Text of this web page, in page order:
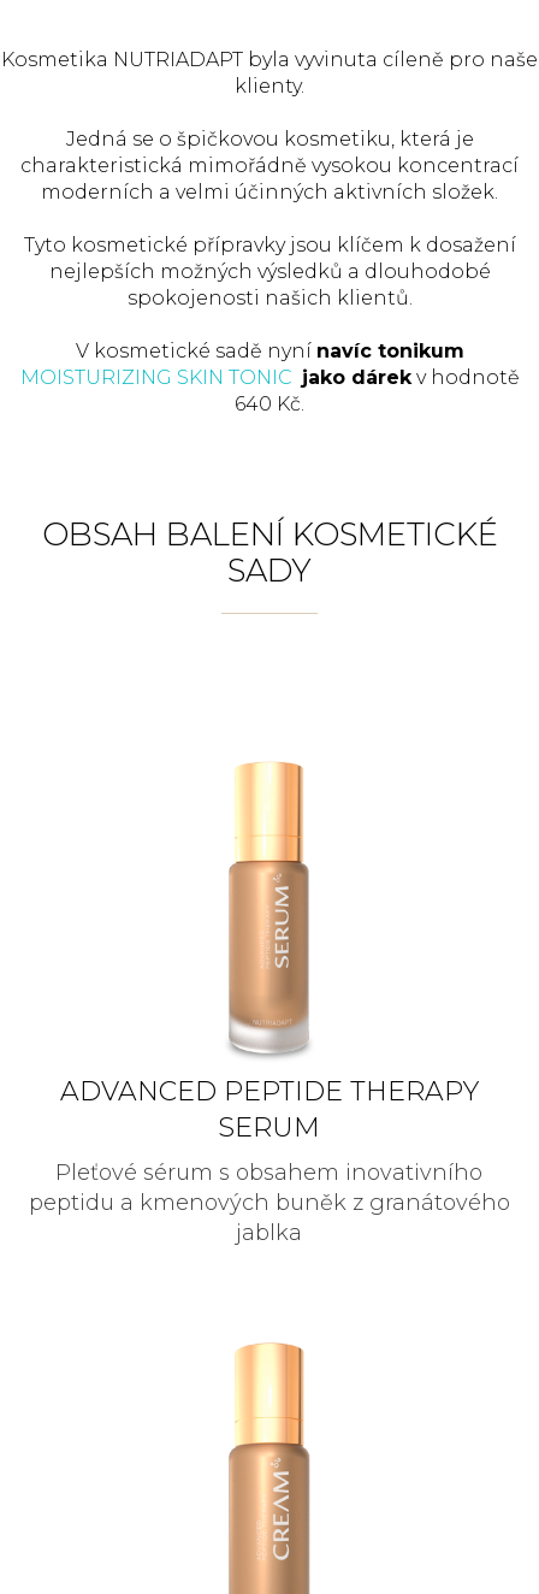
Kosmetika NUTRIADAPT byla vyvinuta cíleně pro naše
klienty.
Jedná se o špičkovou kosmetiku, která je
charakteristická mimořádně vysokou koncentrací
moderních a velmi účinných aktivních složek.
Tyto kosmetické přípravky jsou klíčem k dosažení
nejlepších možných výsledků a dlouhodobé
spokojenosti našich klientů.
V kosmetické sadě nyní navíc tonikum
MOISTURIZING SKIN TONIC jako dárekv hodnotě
640 Kč.
OBSAH BALENÍ KOSMETICKÉ
SADY
ADVANCED PEPTIDE THERAPY
SERUM
Pleťové sérum s obsahem inovativního
peptidu a kmenových buněk z granátového
jablka